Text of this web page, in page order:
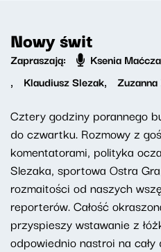
Nowy świt
Zapraszają: Ksenia
,
Klaudiusz Slezak, Zuzanna
Cztery godziny porannego
do czwartku. Rozmowy z
komentatorami, polityka
Slezaka, sportowa Ostra
rozmaitości od naszych
reporterów. Całość
przyspieszy wstawanie z
odpowiednio nastroi na cały